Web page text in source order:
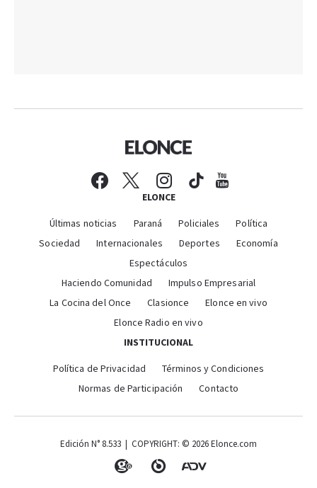
ELONCE
Últimas noticias Paraná Policiales
Política
Sociedad
Internacionales Deportes
Economía
Espectáculos
Haciendo Comunidad
Impulso Empresarial
La Cocina del Once
Clasionce
Elonce en vivo
Elonce Radio en vivo
INSTITUCIONAL
Política de Privacidad
Términos y Condiciones
Normas de Participación
Contacto
Edición N° 8.533 | COPYRIGHT: © 2026 Elonce.com